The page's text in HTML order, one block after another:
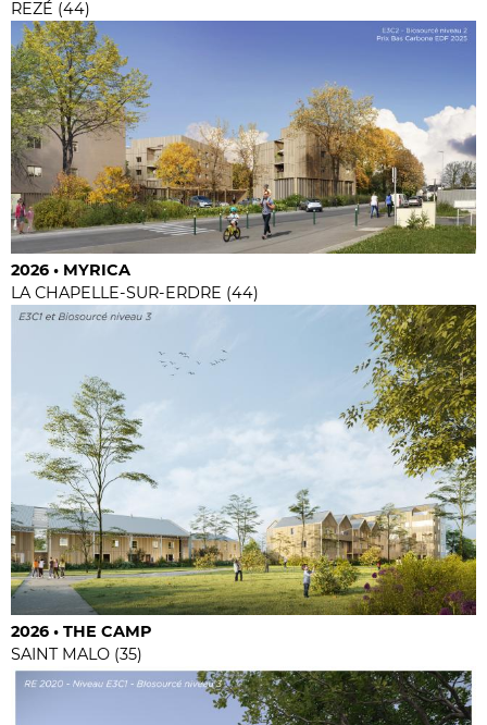
REZÉ (44)
2026 • MYRICA
LA CHAPELLE-SUR-ERDRE (44)
2026 • THE CAMP
SAINT MALO (35)